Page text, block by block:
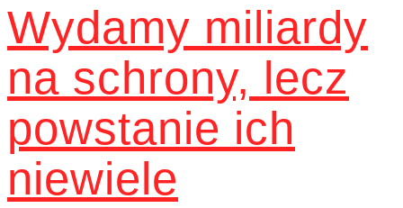
Wydamy miliardy
na schrony, lecz
powstanie ich
niewiele